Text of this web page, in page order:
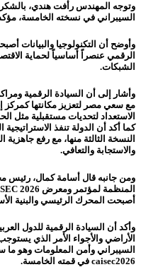
السيبراني في نسخته الخامسة،
وأوضح أن التكنولوجيا والبيانات
الرقمي عنصراً أساسياً لحماية
الشبكات.
وأشار إلى أن السيادة الرقمية
مع سعي مصر لتعزيز مكانتها كمركز
الاستعداد لتحديات مستقبلية مثل
كما أكد أن الدولة تنفذ
النسخة الثالثة منها، مع رفع
والاستجابة والتعافي.
ومن جانبه قال أسامة كمال، رئيس
أصبحت المحرك الرئيسي والبنية
وأكد أن السيادة الرقمية للدول
الأراضي والأجواء الأمر الذي
السيبراني وأمن المعلومات وهو
caisec2026 في قمته الخامسة.